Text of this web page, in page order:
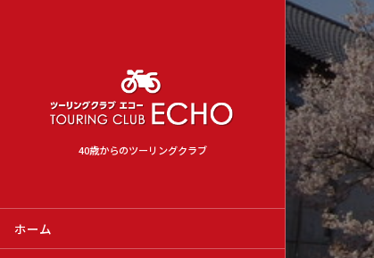
40歳からのツーリングクラブ
ホーム